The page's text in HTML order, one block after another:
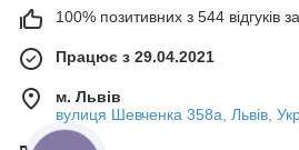
100% позитивних з 544 відгуків
Працює з 29.04.2021
м. Львів
вулиця Шевченка 358а, Львів,